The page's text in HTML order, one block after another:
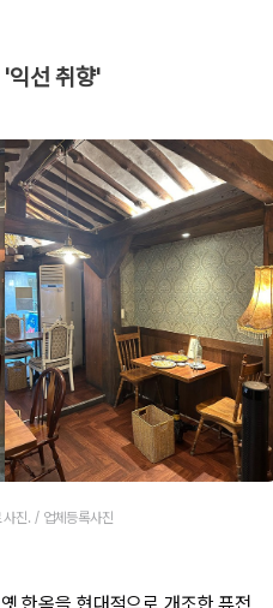
'익선 취향'
진. / 업체등록사진